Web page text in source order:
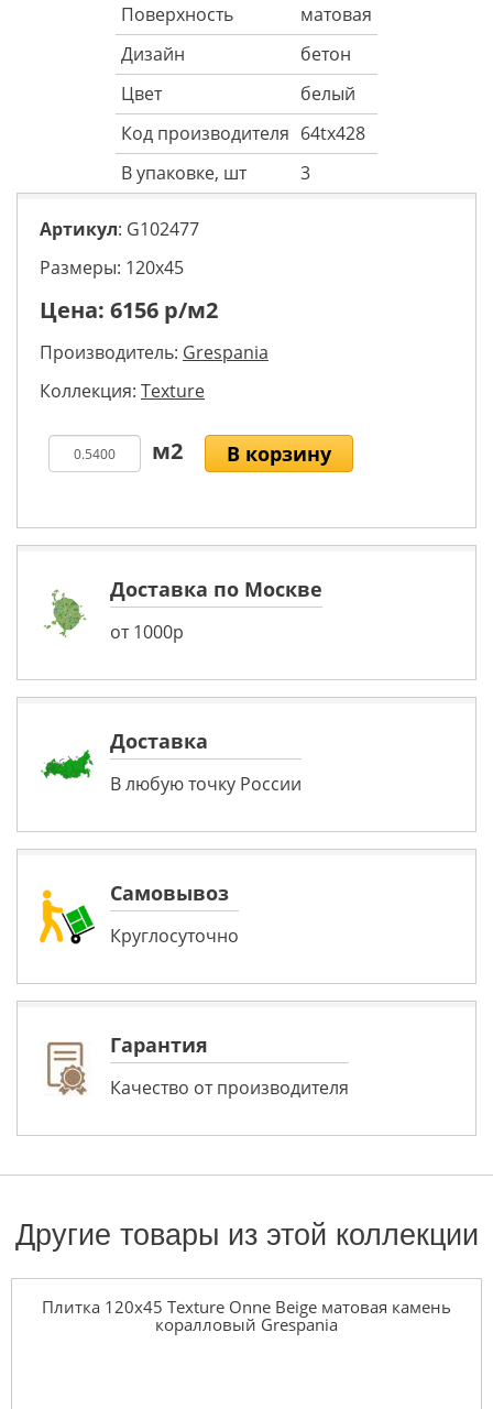
Поверхность
матовая
Дизайн
бетон
Цвет
белый
Код производителя 64tx428
В упаковке, шт
3
Артикул: G102477
Размеры: 120х45
Цена: 6156 р/м2
Производитель: Grespania
Коллекция: Texture
В корзину
Доставка по Москве
от 1000р
Доставка
В любую точку России
Самовывоз
Круглосуточно
Гарантия
Качество от производителя
Другие товары из этой коллекции
Плитка 120x45 Texture Onne Beige матовая камень
коралловый Grespania